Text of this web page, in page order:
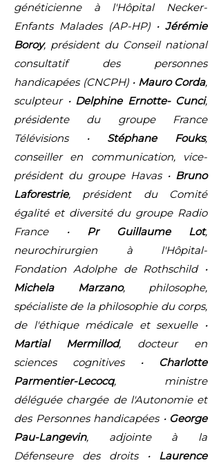
généticienne à l'Hôpital Necker-
Enfants Malades (AP-HP) • Jérémie
Boroy, président du Conseil national
consultatif des personnes
handicapées (CNCPH) • Mauro Corda,
sculpteur • Delphine Ernotte- Cunci,
présidente du groupe France
Télévisions • Stéphane Fouks,
conseiller en communication, vice-
président du groupe Havas • Bruno
Laforestrie, président du Comité
égalité et diversité du groupe Radio
France • Pr Guillaume Lot,
neurochirurgien à l'Hôpital-
Fondation Adolphe de Rothschild •
Michela Marzano, philosophe,
spécialiste de la philosophie du corps,
de l'éthique médicale et sexuelle •
Martial Mermillod, docteur en
sciences cognitives •
Charlotte
Parmentier-Lecocq, ministre
déléguée chargée de l'Autonomie et
des Personnes handicapées • George
Pau-Langevin, adjointe à la
Défenseure des droits • Laurence